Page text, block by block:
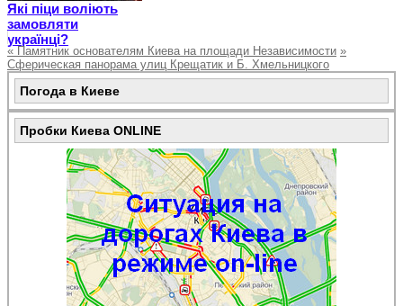
Які піци воліють
замовляти
українці?
« Памятник основателям Киева на площади Независимости »
Сферическая панорама улиц Крещатик и Б. Хмельницкого
Погода в Киеве
Пробки Киева ONLINE